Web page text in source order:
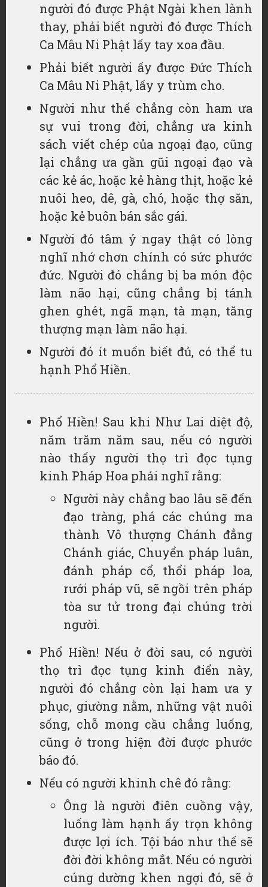
người đó được Phật Ngài khen lành
thay, phải biết người đó được Thích
Ca Mâu Ni Phật lấy tay xoa đầu.
Phải biết người ấy được Đức Thích
Ca Mâu Ni Phật, lấy y trùm cho.
Người như thế chẳng còn ham ưa
sự vui trong đời, chẳng ưa kinh
sách viết chép của ngoại đạo, cũng
lại chẳng ưa gần gũi ngoại đạo và
các kẻ ác, hoặc kẻ hàng thịt, hoặc kẻ
nuôi heo, dê, gà, chó, hoặc thợ săn,
hoặc kẻ buôn bán sắc gái.
Người đó tâm ý ngay thật có lòng
nghĩ nhớ chơn chính có sức phước
đức. Người đó chẳng bị ba món độc
làm não hại, cũng chẳng bị tánh
ghen ghét, ngã mạn, tà mạn, tăng
thượng mạn làm não hại.
Người đó ít muốn biết đủ, có thể tu
hạnh Phổ Hiền.
Phổ Hiền! Sau khi Như Lai diệt độ,
năm trăm năm sau, nếu có người
nào thấy người thọ trì đọc tụng
kinh Pháp Hoa phải nghĩ rằng:
Người này chẳng bao lâu sẽ đến
đạo tràng, phá các chúng ma
thành Vô thượng Chánh đẳng
Chánh giác, Chuyển pháp luân,
đánh pháp cổ, thổi pháp loa,
rưới pháp vũ, sẽ ngồi trên pháp
tòa sư tử trong đại chúng trời
người.
Phổ Hiền! Nếu ở đời sau, có người
thọ trì đọc tụng kinh điển này,
người đó chẳng còn lại ham ưa y
phục, giường nằm, những vật nuôi
sống, chỗ mong cầu chẳng luống,
cũng ở trong hiện đời được phước
báo đó.
Nếu có người khinh chê đó rằng:
Ông là người điên cuồng vậy,
luống làm hạnh ấy trọn không
được lợi ích. Tội báo như thế sẽ
đời đời không mắt. Nếu có người
cúng dường khen ngợi đó, sẽ ở